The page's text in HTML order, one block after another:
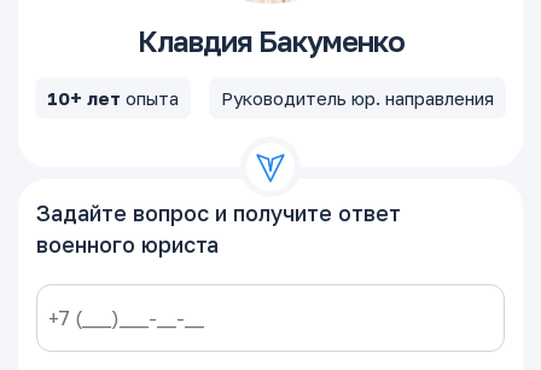
Клавдия Бакуменко
10+ лет опыта Руководитель юр. направления
Задайте вопрос и получите ответ
военного юриста